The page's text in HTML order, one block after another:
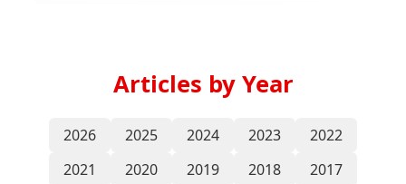
Articles by Year
2026 2025 2024 2023
2022
2021
2020 2019 2018
2017